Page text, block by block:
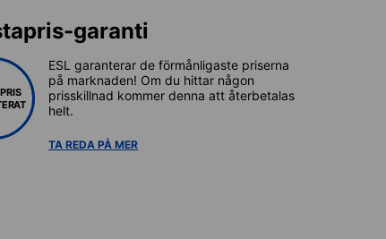
garanti
ESL garanterar de förmånligaste priserna
på marknaden! Om du hittar någon
prisskillnad kommer denna att återbetalas
helt.
TA REDA PÅ MER